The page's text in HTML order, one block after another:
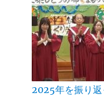
2025年を振り返